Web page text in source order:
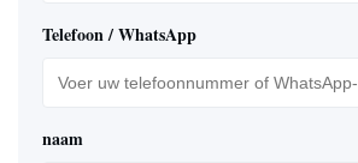
Telefoon / WhatsApp
naam